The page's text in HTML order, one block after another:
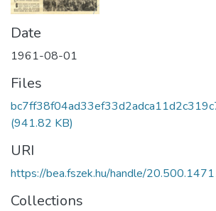
Date
1961-08-01
Files
(941.82 KB)
URI
https://bea.fszek.hu/handle/
Collections